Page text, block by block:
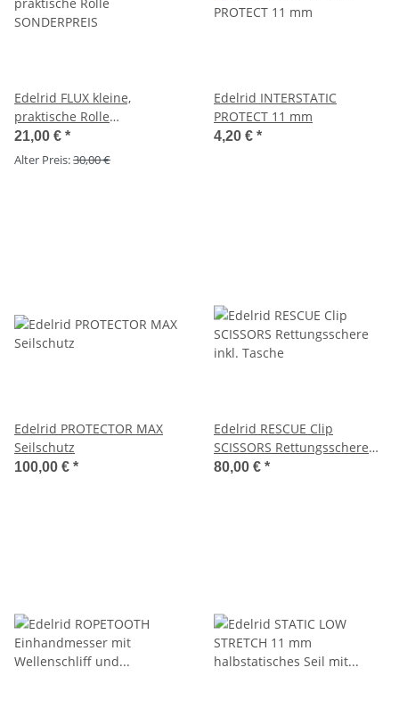
Edelrid FLUX kleine,
praktische Rolle
SONDERPREIS
21,00 € *
Alter Preis:30,00 €
Edelrid INTERSTATIC
PROTECT 11 mm
4,20 € *
Edelrid PROTECTOR MAX
Seilschutz
100,00 € *
Edelrid RESCUE Clip
SCISSORS Rettungsschere
inkl. Tasche
80,00 € *